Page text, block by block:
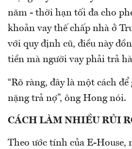
năm - thời hạn tối đa cho
khoản vay thế chấp nhà ở
với quy định cũ, điều này
tiền mà người vay phải trả
“Rõ ràng, đây là một cách
nặng trả nợ”, ông Hong nói.
CÁCH LÀM NHIỀU RỦI
Theo ước tính của E-House,